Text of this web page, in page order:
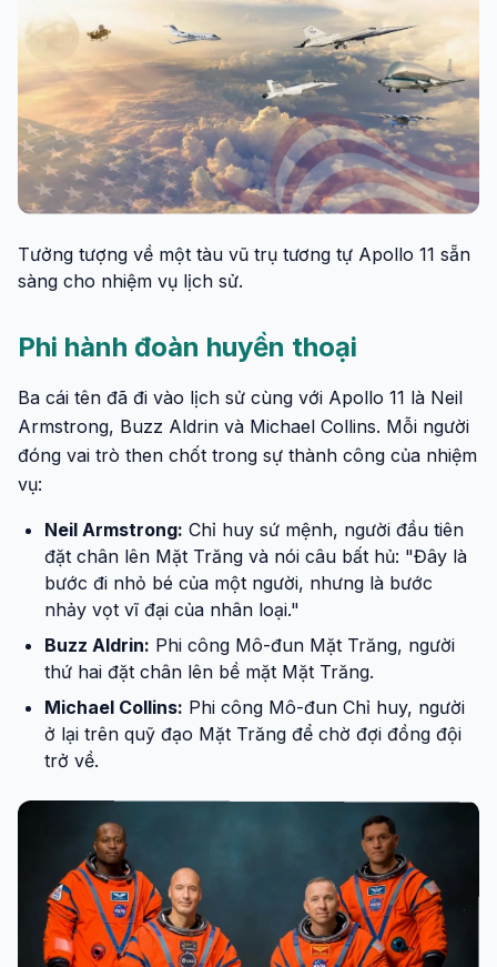
Tưởng tượng về một tàu vũ trụ tương tự Apollo 11 sẵn
sàng cho nhiệm vụ lịch sử.
Phi hành đoàn huyền thoại
Ba cái tên đã đi vào lịch sử cùng với Apollo 11 là Neil
Armstrong, Buzz Aldrin và Michael Collins. Mỗi người
đóng vai trò then chốt trong sự thành công của nhiệm
vụ:
Neil Armstrong: Chỉ huy sứ mệnh, người đầu tiên
đặt chân lên Mặt Trăng và nói câu bất hủ: "Đây là
bước đi nhỏ bé của một người, nhưng là bước
nhảy vọt vĩ đại của nhân loại."
Buzz Aldrin: Phi công Mô-đun Mặt Trăng, người
thứ hai đặt chân lên bề mặt Mặt Trăng.
Michael Collins: Phi công Mô-đun Chỉ huy, người
ở lại trên quỹ đạo Mặt Trăng để chờ đợi đồng đội
trở về.